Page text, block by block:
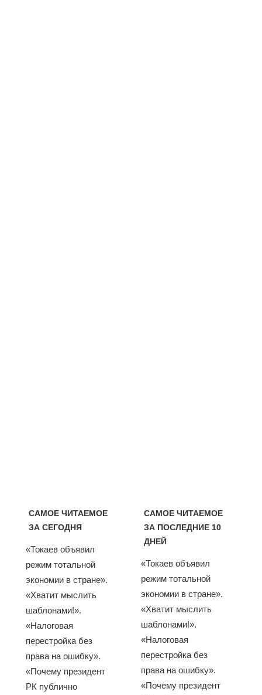
САМОЕ ЧИТАЕМОЕ
ЗА СЕГОДНЯ
«Токаев объявил
режим тотальной
экономии в стране».
«Хватит мыслить
шаблонами!».
«Налоговая
перестройка без
права на ошибку».
«Почему президент
РК публично
САМОЕ ЧИТАЕМОЕ
ЗА ПОСЛЕДНИЕ 10
ДНЕЙ
«Токаев объявил
режим тотальной
экономии в стране».
«Хватит мыслить
шаблонами!».
«Налоговая
перестройка без
права на ошибку».
«Почему президент